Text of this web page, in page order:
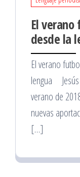
El
desde la
El verano
lengua
verano de
nuevas
[…]